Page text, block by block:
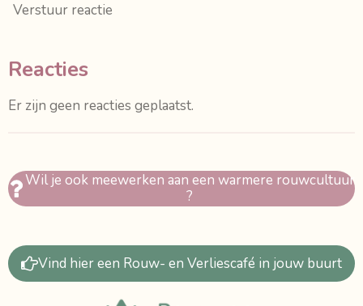
Verstuur reactie
Reacties
Er zijn geen reacties geplaatst.
Wil je ook meewerken aan een warmere rouwcultuur
?
Vind hier een Rouw- en Verliescafé in jouw buurt